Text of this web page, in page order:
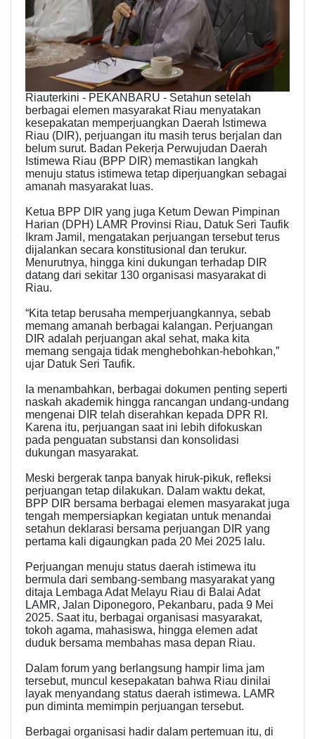
Riauterkini - PEKANBARU - Setahun setelah
berbagai elemen masyarakat Riau menyatakan
kesepakatan memperjuangkan Daerah Istimewa
Riau (DIR), perjuangan itu masih terus berjalan dan
belum surut. Badan Pekerja Perwujudan Daerah
Istimewa Riau (BPP DIR) memastikan langkah
menuju status istimewa tetap diperjuangkan sebagai
amanah masyarakat luas.
Ketua BPP DIR yang juga Ketum Dewan Pimpinan
Harian (DPH) LAMR Provinsi Riau, Datuk Seri Taufik
Ikram Jamil, mengatakan perjuangan tersebut terus
dijalankan secara konstitusional dan terukur.
Menurutnya, hingga kini dukungan terhadap DIR
datang dari sekitar 130 organisasi masyarakat di
Riau.
“Kita tetap berusaha memperjuangkannya, sebab
memang amanah berbagai kalangan. Perjuangan
DIR adalah perjuangan akal sehat, maka kita
memang sengaja tidak menghebohkan-hebohkan,”
ujar Datuk Seri Taufik.
Ia menambahkan, berbagai dokumen penting seperti
naskah akademik hingga rancangan undang-undang
mengenai DIR telah diserahkan kepada DPR RI.
Karena itu, perjuangan saat ini lebih difokuskan
pada penguatan substansi dan konsolidasi
dukungan masyarakat.
Meski bergerak tanpa banyak hiruk-pikuk, refleksi
perjuangan tetap dilakukan. Dalam waktu dekat,
BPP DIR bersama berbagai elemen masyarakat juga
tengah mempersiapkan kegiatan untuk menandai
setahun deklarasi bersama perjuangan DIR yang
pertama kali digaungkan pada 20 Mei 2025 lalu.
Perjuangan menuju status daerah istimewa itu
bermula dari sembang-sembang masyarakat yang
ditaja Lembaga Adat Melayu Riau di Balai Adat
LAMR, Jalan Diponegoro, Pekanbaru, pada 9 Mei
2025. Saat itu, berbagai organisasi masyarakat,
tokoh agama, mahasiswa, hingga elemen adat
duduk bersama membahas masa depan Riau.
Dalam forum yang berlangsung hampir lima jam
tersebut, muncul kesepakatan bahwa Riau dinilai
layak menyandang status daerah istimewa. LAMR
pun diminta memimpin perjuangan tersebut.
Berbagai organisasi hadir dalam pertemuan itu, di